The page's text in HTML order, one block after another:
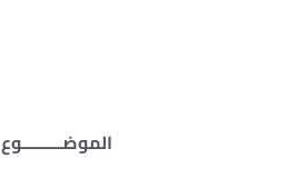
الموضـــــــــوع